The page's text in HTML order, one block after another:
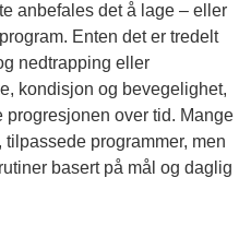
anbefales det å lage – eller
Enten det er tredelt
nedtrapping eller
kondisjon og bevegelighet,
over tid. Mange
programmer, men
basert på mål og daglig